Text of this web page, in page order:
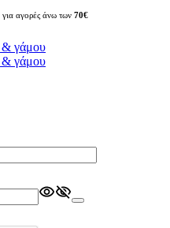
για αγορές άνω των 70€